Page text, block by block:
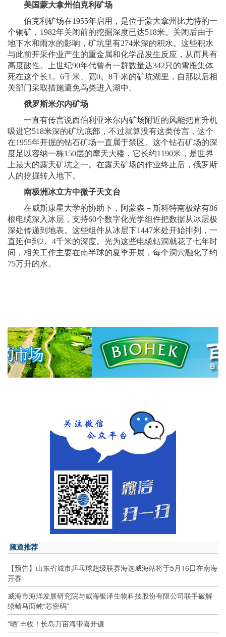
美国蒙大拿州伯克利矿场
伯克利矿场在1955年启用，是位于蒙大拿州比尤特的一
个铜矿，1982年关闭前的挖掘深度已达518米。关闭后由于
地下水和雨水的影响，矿坑里有274米深的积水。这些积水
与此前开采作业产生的重金属和化学品发生反应，从而具有
高度酸性。上世纪90年代曾有一群数量达342只的雪雁集体
死在这个长1。6千米、宽0。8千米的矿坑湖里，自那以后相
关部门采取措施避免鸟类进入湖中。
俄罗斯米尔内矿场
一直有传言说西伯利亚米尔内矿场附近的风能把直升机
吸进它518米深的矿坑底部，不过就算没有这类传言，这个
在1955年开掘的钻石矿场一直属于禁区。这个钻石矿场的深
度足以容纳一栋150层的摩天大楼，它长约1190米，是世界
上最大的露天矿坑之一。在露天矿场的作业终止后，俄罗斯
人的挖掘转入地下。
南极洲冰立方中微子天文台
在威斯康星大学的协助下，阿蒙森－斯科特南极站有86
根电缆深入冰层，支持60个数字化光学组件把数据从冰层极
深处传递到地表。这些组件从冰层下1447米处开始排列，一
直延伸到2。4千米的深度。光为这些电缆钻洞就花了七年时
间，相关工作主要在南半球的夏季开展，每个洞穴融化了约
75万升的水。
频道推荐
【预告】山东省城市乒乓球超级联赛海选威海站将于5月16日在南海
开赛
威海市海洋发展研究院与威海银泽生物科技股份有限公司联手破解
绿鳍马面鲀“芯密码”
“晒”丰收！长岛万亩海带喜开镰